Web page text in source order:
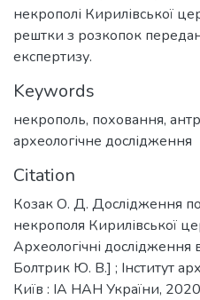
некрополі Кирилівської
рештки з розкопок
експертизу.
Keywords
некрополь, поховання,
археологічне дослідження
Citation
Козак О. Д. Дослідження
некрополя Кирилівської
Археологічні дослідження
Болтрик Ю. В.] ; Інститут
Київ : ІА НАН України,